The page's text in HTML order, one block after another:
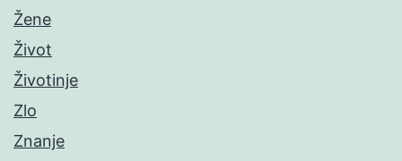
Žene
Život
Životinje
Zlo
Znanje